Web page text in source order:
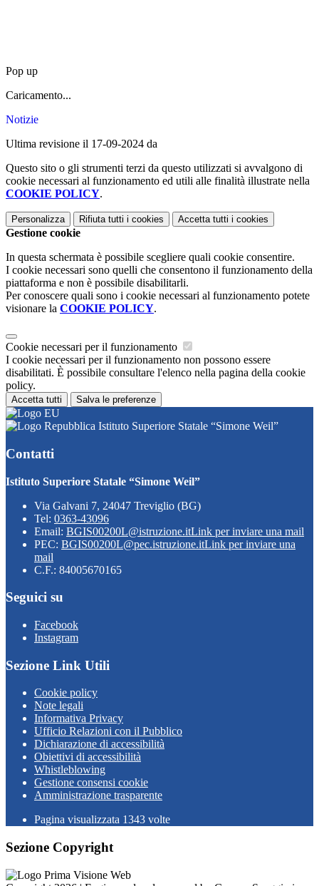
Pop up
Caricamento...
Notizie
Ultima revisione il 17-09-2024 da
Questo sito o gli strumenti terzi da questo utilizzati si avvalgono di
cookie necessari al funzionamento ed utili alle finalità illustrate nella
COOKIE POLICY.
Personalizza Rifiuta tutti i cookies Accetta tutti i cookies
Gestione cookie
In questa schermata è possibile scegliere quali cookie consentire.
I cookie necessari sono quelli che consentono il funzionamento della
piattaforma e non è possibile disabilitarli.
Per conoscere quali sono i cookie necessari al funzionamento potete
visionare la COOKIE POLICY.
Cookie necessari per il funzionamento
I cookie necessari per il funzionamento non possono essere
disabilitati. È possibile consultare l'elenco nella pagina della cookie
policy.
Accetta tutti Salva le preferenze
Istituto Superiore Statale “Simone Weil”
Contatti
Istituto Superiore Statale “Simone Weil”
Via Galvani 7, 24047 Treviglio (BG)
Tel: 0363-43096
Email: BGIS00200L@istruzione.itLink per inviare una mail
PEC: BGIS00200L@pec.istruzione.itLink per inviare una
mail
C.F.: 84005670165
Seguici su
Facebook
Instagram
Sezione Link Utili
Cookie policy
Note legali
Informativa Privacy
Ufficio Relazioni con il Pubblico
Dichiarazione di accessibilità
Obiettivi di accessibilità
Whistleblowing
Gestione consensi cookie
Amministrazione trasparente
Pagina visualizzata 1343 volte
Sezione Copyright